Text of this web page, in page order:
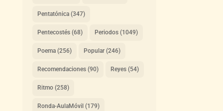
Pentatónica(347)
Pentecostés(68) Periodos(1049)
Poema(256) Popular(246)
Recomendaciones(90) Reyes(54)
Ritmo(258)
Ronda-AulaMóvil (179)